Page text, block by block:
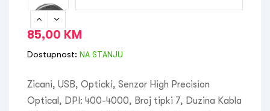
85,00 KM
Dostupnost: NA STANJU
Zicani, USB, Opticki, Senzor High Precision
Optical, DPI: 400-4000, Broj tipki 7, Duzina Kabla